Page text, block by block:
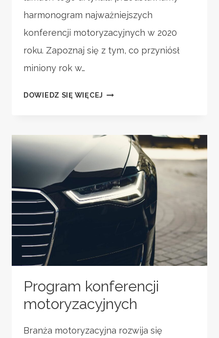
harmonogram najważniejszych
konferencji motoryzacyjnych w 2020
roku. Zapoznaj się z tym, co przyniósł
miniony rok w…
DOWIEDZ SIĘ WIĘCEJ KONFERENCJE
2020
HARMONOGRAM
WYDARZEŃ
Program konferencji
motoryzacyjnych
Branża motoryzacyjna rozwija się